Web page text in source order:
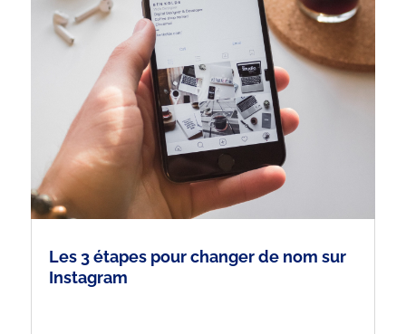
Les 3 étapes pour changer de nom sur
Instagram